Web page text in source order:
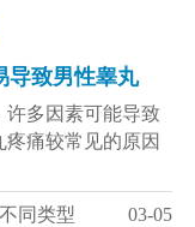
导致男性睾丸
许多因素可能导致
痛较常见的原因
同类型 03-05